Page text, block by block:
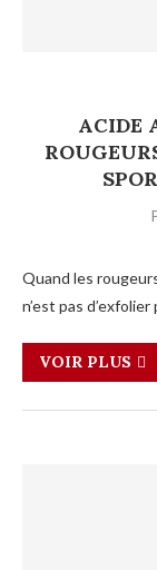
ACIDE
Quand les
n’est pas
VOIR PLUS